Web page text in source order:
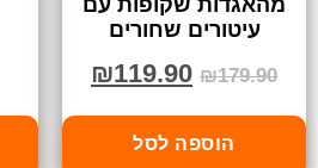
מהאגדות שקופות עם
עיטורים שחורים
₪179.90
₪119.90
הוספה לסל